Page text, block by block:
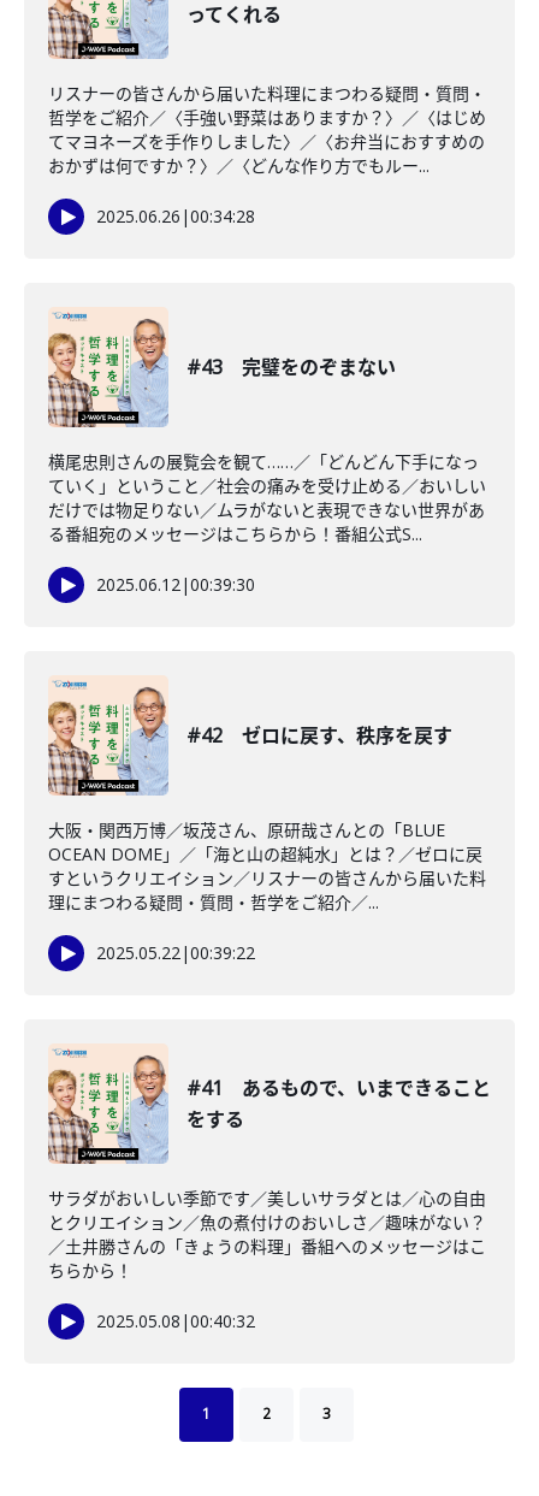
ってくれる
リスナーの皆さんから届いた料理にまつわる疑問・質問・
哲学をご紹介／〈手強い野菜はありますか？〉／〈はじめ
てマヨネーズを手作りしました〉／〈お弁当におすすめの
おかずは何ですか？〉／〈どんな作り方でもルー...
2025.06.26 |00:34:28
#43 完璧をのぞまない
横尾忠則さんの展覧会を観て……／「どんどん下手になっ
ていく」ということ／社会の痛みを受け止める／おいしい
だけでは物足りない／ムラがないと表現できない世界があ
る番組宛のメッセージはこちらから！番組公式S...
2025.06.12|00:39:30
#42 ゼロに戻す、秩序を戻す
大阪・関西万博／坂茂さん、原研哉さんとの「BLUE
OCEAN DOME」／「海と山の超純水」とは？／ゼロに戻
すというクリエイション／リスナーの皆さんから届いた料
理にまつわる疑問・質問・哲学をご紹介／...
2025.05.22|00:39:22
#41 あるもので、いまできること
をする
サラダがおいしい季節です／美しいサラダとは／心の自由
とクリエイション／魚の煮付けのおいしさ／趣味がない？
／土井勝さんの「きょうの料理」番組へのメッセージはこ
ちらから！
2025.05.08 |00:40:32
1 2 3